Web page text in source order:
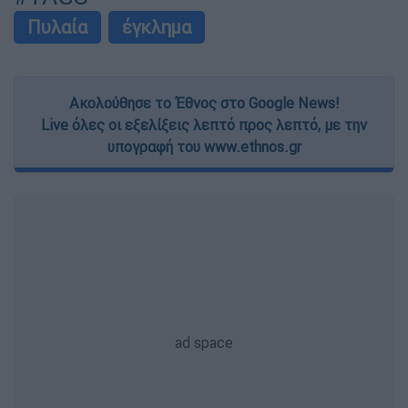
Πυλαία έγκλημα
Ακολούθησε το Έθνος στο Google News!
Live όλες οι εξελίξεις λεπτό προς λεπτό, με την
υπογραφή του www.ethnos.gr